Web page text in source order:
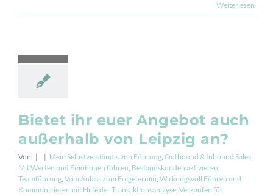
Weiterlesen
Bietet ihr euer Angebot auch
außerhalb von Leipzig an?
Von | | Mein Selbstverständis von Führung, Outbound & Inbound Sales,
Mit Werten und Emotionen führen, Bestandskunden aktivieren,
Teamführung, Vom Anlass zum Folgetermin, Wirkungsvoll Führen und
Kommunizieren mit Hilfe der Transaktionsanalyse, Verkaufen für